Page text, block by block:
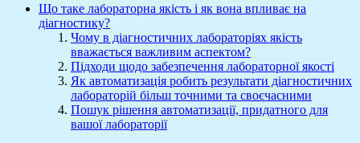
Що таке лабораторна якість і як вона впливає на
діагностику?
Чому в діагностичних лабораторіях якість
вважається важливим аспектом?
Підходи щодо забезпечення лабораторної якості
Як автоматизація робить результати діагностичних
лабораторій більш точними та своєчасними
Пошук рішення автоматизації, придатного для
вашої лабораторії